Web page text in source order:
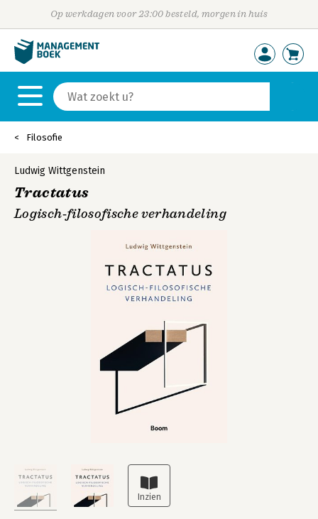
Op werkdagen voor 23:00 besteld, morgen in huis
Filosofie
Ludwig Wittgenstein
Tractatus
Logisch‑filosofische verhandeling